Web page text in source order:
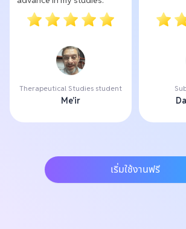
Therapeutical Studies student
Me'ir
เริ่มใช้งานฟรี